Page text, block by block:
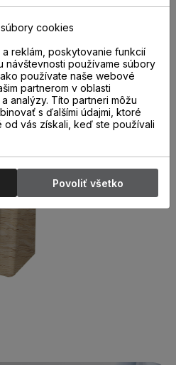
parketových líšt. Ich
líšt, ale aj chráni miesta
cookies
reklám, poskytovanie funkcií
návštevnosti používame súbory
používate naše webové
partnerom v oblasti
analýzy. Títo partneri môžu
s ďalšími údajmi, ktoré
od vás získali, keď ste používali
Povoliť všetko